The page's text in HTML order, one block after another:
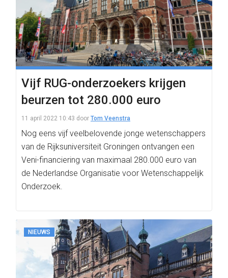
Vijf RUG-onderzoekers krijgen
beurzen tot 280.000 euro
11 april 2022 10:43 door Tom Veenstra
Nog eens vijf veelbelovende jonge wetenschappers
van de Rijksuniversiteit Groningen ontvangen een
Veni-financiering van maximaal 280.000 euro van
de Nederlandse Organisatie voor Wetenschappelijk
Onderzoek.
NIEUWS